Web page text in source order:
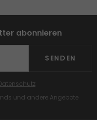
abonnieren
SENDEN
und andere Angebote